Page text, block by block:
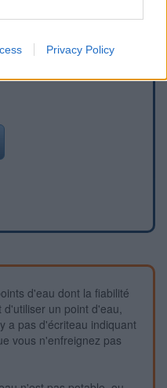
Privacy Policy
d'eau dont la fiabilité
un point d'eau,
a pas d'écriteau indiquant
vous n'enfreignez pas